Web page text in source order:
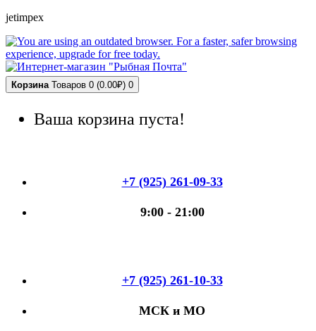
jetimpex
Корзина Товаров 0 (0.00₽) 0
Ваша корзина пуста!
+7 (925) 261-09-33
9:00 - 21:00
+7 (925) 261-10-33
МСК и МО